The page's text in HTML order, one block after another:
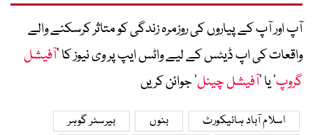
آپ اور آپ کے پیاروں کی روزمرہ زندگی کو متاثر کرسکنے والے
واقعات کی اپ ڈیٹس کے لیے واٹس ایپ پر وی نیوز کا ’آفیشل
گروپ‘ یا ’آفیشل چینل‘ جوائن کریں
اسلام آباد ہائیکورٹ بنوں
بیرسٹر گوہر